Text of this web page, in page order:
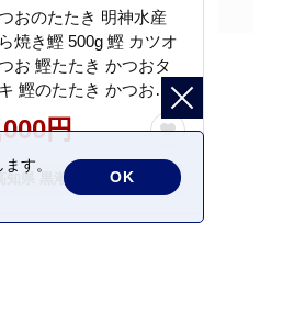
おのたたき 明神水産
焼き鰹 500g 鰹 カツオ
お 鰹たたき かつおタ
鰹のたたき かつおの
タキ 藁焼き わら焼き 魚
な 海鮮 刺身 お刺身 冷
家庭用 グルメ 特産品
当地 本場 高知 黒潮町 ギ
円
高知県 黒潮町
す。
OK